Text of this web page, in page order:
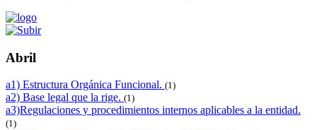
Abril
a1) Estructura Orgánica Funcional. (1)
a2) Base legal que la rige. (1)
a3)Regulaciones y procedimientos internos aplicables a la entidad.
(1)